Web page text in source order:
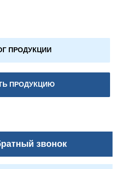
ПРОДУКЦИИ
ПРОДУКЦИЮ
звонок